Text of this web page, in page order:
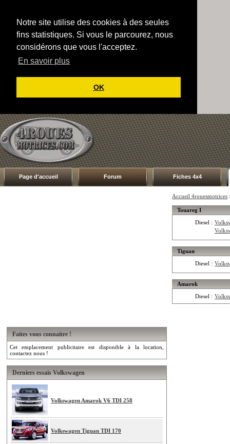
Notre site utilise des cookies à des seules
fins statistiques. Si vous le parcourez, nous
considérons que vous l'acceptez.
En savoir plus
OK
Page d'accueil Forum Fiches 4x4
Faites vous connaitre !
Cet emplacement publicitaire est disponible à la location,
contactez nous !
Derniers essais Volkswagen
Volkswagen Amarok V6 TDI 258
Volkswagen Tiguan TDI 170
Accueil 4rouesmotrices
Touareg I
Diesel :
Tiguan
Diesel :
Amarok
Diesel :